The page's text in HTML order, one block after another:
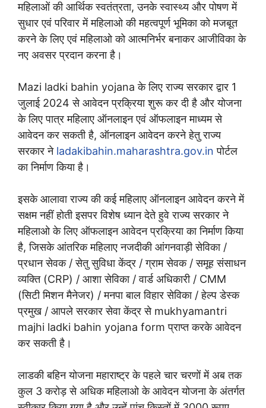
महिलाओं की आर्थिक स्वतंत्रता, उनके स्वास्थ्य और पोषण में
सुधार एवं परिवार में महिलाओ की महत्वपूर्ण भूमिका को मजबूत
करने के लिए एवं महिलाओ को आत्मनिर्भर बनाकर आजीविका के
नए अवसर प्रदान करना है।
Mazi ladki bahin yojana के लिए राज्य सरकार द्वार 1
जुलाई 2024 से आवेदन प्रक्रिया शुरू कर दी है और योजना
के लिए पात्र महिलाए ऑनलाइन एवं ऑफलाइन माध्यम से
आवेदन कर सकती है, ऑनलाइन आवेदन करने हेतु राज्य
सरकार ने ladakibahin.maharashtra.gov.in पोर्टल
का निर्माण किया है।
इसके आलावा राज्य की कई महिलाए ऑनलाइन आवेदन करने में
सक्षम नहीं होती इसपर विशेष ध्यान देते हुवे राज्य सरकार ने
महिलाओ के लिए ऑफलाइन आवेदन प्रक्रिया का निर्माण किया
है, जिसके आंतरिक महिलाए नजदीकी आंगनवाड़ी सेविका /
प्रधान सेवक / सेतु सुविधा केंद्र / ग्राम सेवक / समूह संसाधन
व्यक्ति (CRP) / आशा सेविका / वार्ड अधिकारी / CMM
(सिटी मिशन मैनेजर) / मनपा बाल विहार सेविका / हेल्प डेस्क
प्रमुख / आपले सरकार सेवा केंद्र से mukhyamantri
majhi ladki bahin yojana form प्राप्त करके आवेदन
कर सकती है।
लाडकी बहिन योजना महाराष्ट्र के पहले चार चरणों में अब तक
कुल 3 करोड़ से अधिक महिलाओ के आवेदन योजना के अंतर्गत